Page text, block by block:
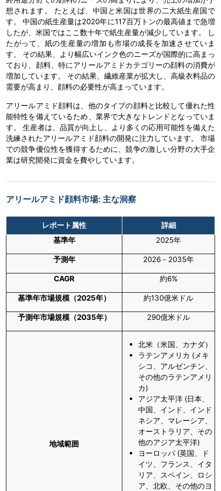
想されます。 たとえば、中国と米国は世界の二大紙生産国で
す。 中国の紙生産量は2020年に117百万トンの最高値まで急増
したが、米国ではここ数十年で紙生産量が減少しています。 し
たがって、紙の生産量の増加も市場の成長を加速させていま
す。 その結果、より幅広いインク色のニーズが国際的に高まっ
ており、顔料、特にアリールアミドカテゴリーの顔料の消費が
増加しています。 その結果、繊維産業が拡大し、高級衣料品の
需要が高まり、顔料の必要性が高まっています。
アリールアミド顔料は、他のタイプの顔料と比較して優れた性
能特性を備えているため、業界で大きなトレンドとなっていま
す。 生産者は、品質が向上し、より多くの応用可能性を備えた
洗練されたアリールアミド顔料の開発に注力しています。 市場
での競争優位性を獲得するために、競争の激しい分野の大手企
業は研究開発に資金を費やしています。
アリールアミド顔料市場: 主な洞察
レポート属性
詳細
基準年
2025年
予測年 2026－2035年
CAGR 約6%
基準年市場規模（2025年） 約130億米ドル
予測年市場規模（2035年） 290億米ドル
地域範囲
北米（米国、カナダ）
ラテンアメリカ (メキ
シコ、アルゼンチン、
その他のラテンアメリ
カ)
アジア太平洋 (日本、
中国、インド、インド
ネシア、マレーシア、
オーストラリア、その
他のアジア太平洋)
ヨーロッパ (英国、ド
イツ、フランス、イタ
リア、スペイン、ロシ
ア、北欧、その他のヨ